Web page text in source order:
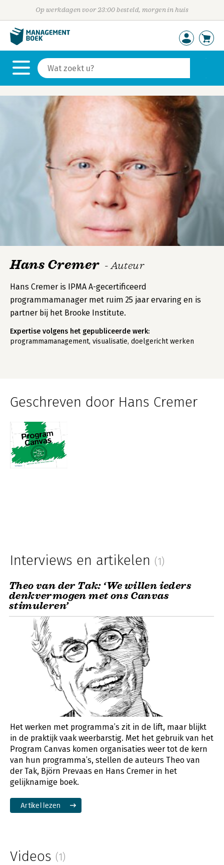
Op werkdagen voor 23:00 besteld, morgen in huis
Hans Cremer - Auteur
Hans Cremer is IPMA A-gecertificeerd
programmamanager met ruim 25 jaar ervaring en is
partner bij het Brooke Institute.
Expertise volgens het gepubliceerde werk:
programmamanagement, visualisatie, doelgericht werken
Geschreven door Hans Cremer
Interviews en artikelen (1)
Theo van der Tak: ‘We willen ieders
denkvermogen met ons Canvas
stimuleren’
Het werken met programma’s zit in de lift, maar blijkt
in de praktijk vaak weerbarstig. Met het gebruik van het
Program Canvas komen organisaties weer tot de kern
van hun programma’s, stellen de auteurs Theo van
der Tak, Björn Prevaas en Hans Cremer in het
gelijknamige boek.
Artikel lezen
Videos (1)